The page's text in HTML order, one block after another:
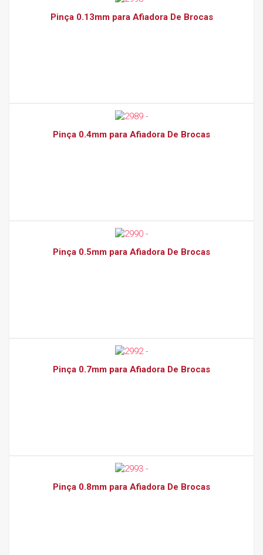
Pinça 0.13mm para Afiadora De Brocas
Pinça 0.4mm para Afiadora De Brocas
Pinça 0.5mm para Afiadora De Brocas
Pinça 0.7mm para Afiadora De Brocas
Pinça 0.8mm para Afiadora De Brocas